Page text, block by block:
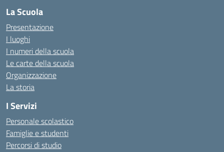
La Scuola
Presentazione
I luoghi
I numeri della scuola
Le carte della scuola
Organizzazione
La storia
I Servizi
Personale scolastico
Famiglie e studenti
Percorsi di studio